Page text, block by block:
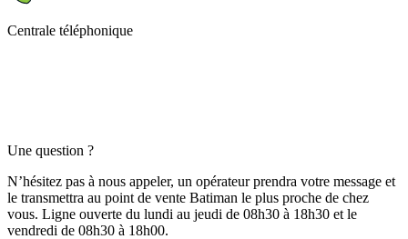
Centrale téléphonique
Une question ?
N’hésitez pas à nous appeler, un opérateur prendra votre message et
le transmettra au point de vente Batiman le plus proche de chez
vous. Ligne ouverte du lundi au jeudi de 08h30 à 18h30 et le
vendredi de 08h30 à 18h00.